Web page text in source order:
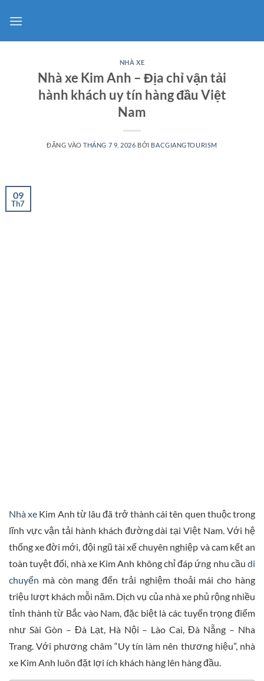
qua
NHÀ XE
Nhà xe Kim Anh – Địa chỉ vận tải
hành khách uy tín hàng đầu Việt
Nam
ĐĂNG VÀOTHÁNG 7 9, 2026 BỞI BACGIANGTOURISM
09
Th7
Nhà xe Kim Anh từ lâu đã trở thành cái tên quen thuộc trong
lĩnh vực vận tải hành khách đường dài tại Việt Nam. Với hệ
thống xe đời mới, đội ngũ tài xế chuyên nghiệp và cam kết an
toàn tuyệt đối, nhà xe Kim Anh không chỉ đáp ứng nhu cầu di
chuyển mà còn mang đến trải nghiệm thoải mái cho hàng
triệu lượt khách mỗi năm. Dịch vụ của nhà xe phủ rộng nhiều
tỉnh thành từ Bắc vào Nam, đặc biệt là các tuyến trọng điểm
như Sài Gòn – Đà Lạt, Hà Nội – Lào Cai, Đà Nẵng – Nha
Trang. Với phương châm “Uy tín làm nên thương hiệu”, nhà
xe Kim Anh luôn đặt lợi ích khách hàng lên hàng đầu.